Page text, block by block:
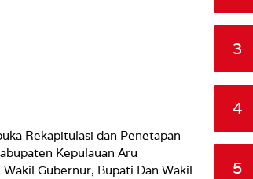
Rekapitulasi dan Penetapan
Kepulauan Aru
Gubernur, Bupati Dan Wakil
3
4
5